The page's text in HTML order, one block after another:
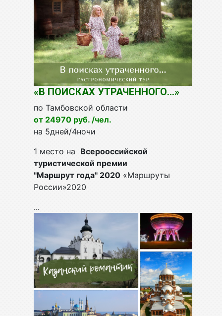
«В ПОИСКАХ УТРАЧЕННОГО...»
по Тамбовской области
от 24970 руб. /чел.
на 5дней/4ночи
1 место на Всерооссийской
туристической премии
"Маршрут года" 2020 «Маршруты
России»2020
...